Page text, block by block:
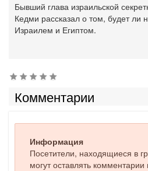
Бывший глава израильской
Кедми рассказал о том, будет ли
Израилем и Египтом.
Комментарии
Информация
Посетители, находящиеся в
могут оставлять